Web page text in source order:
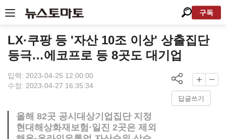
구독
LX·쿠팡 등 '자산 10조 이상' 상출집단
등극…에코프로 등 8곳도 대기업
입력: 2023-04-25 12:00:00
수정: 2023-04-27 16:35:34
답글쓰기
올해 82곳 공시대상기업집단 지정
현대해상화재보험·일진 2곳은 제외